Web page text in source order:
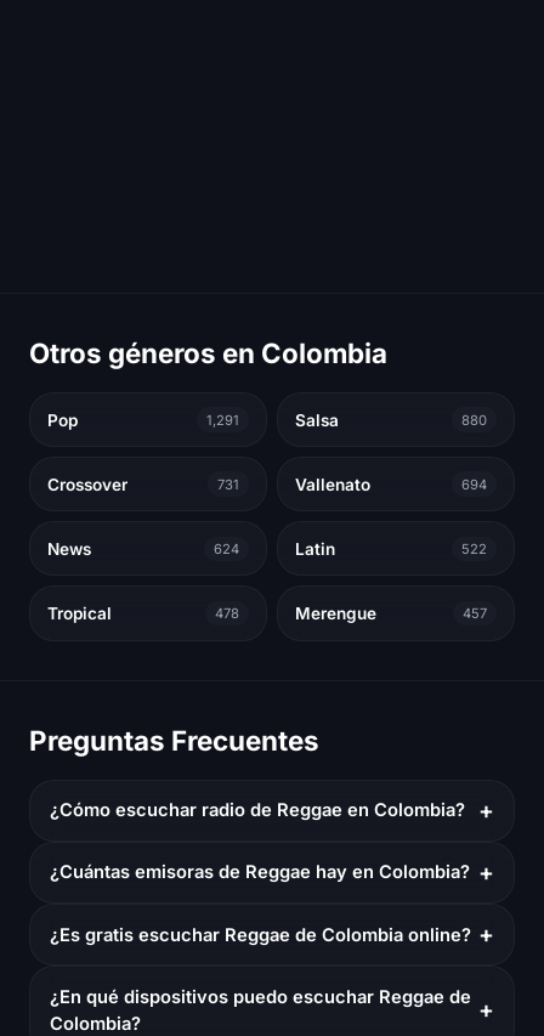
Otros géneros en Colombia
Pop 1,291 Salsa 880
Crossover 731 Vallenato 694
News 624 Latin 522
Tropical 478 Merengue 457
Preguntas Frecuentes
¿Cómo escuchar radio de Reggae en Colombia? +
¿Cuántas emisoras de Reggae hay en Colombia? +
¿Es gratis escuchar Reggae de Colombia online? +
¿En qué dispositivos puedo escuchar Reggae de
Colombia?
+